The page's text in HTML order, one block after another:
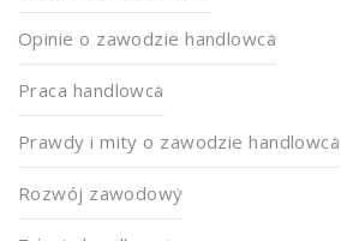
Opinie o zawodzie handlowca
Praca handlowca
Prawdy i mity o zawodzie handlowca
Rozwój zawodowy